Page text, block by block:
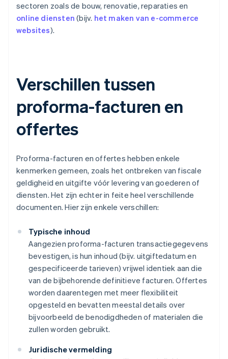
sectoren zoals de bouw, renovatie, reparaties en
online diensten (bijv. het maken van e-commerce
websites).
Verschillen tussen
proforma-facturen en
offertes
Proforma-facturen en offertes hebben enkele
kenmerken gemeen, zoals het ontbreken van fiscale
geldigheid en uitgifte vóór levering van goederen of
diensten. Het zijn echter in feite heel verschillende
documenten. Hier zijn enkele verschillen:
Typische inhoud
Aangezien proforma-facturen transactiegegevens
bevestigen, is hun inhoud (bijv. uitgiftedatum en
gespecificeerde tarieven) vrijwel identiek aan die
van de bijbehorende definitieve facturen. Offertes
worden daarentegen met meer flexibiliteit
opgesteld en bevatten meestal details over
bijvoorbeeld de benodigdheden of materialen die
zullen worden gebruikt.
Juridische vermelding